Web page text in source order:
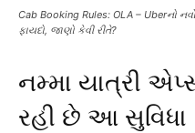
Cab Booking Rules: OLA – Uberનો
ફાયદો, જાણો કેવી રીતે?
નમ્મા યાત્રી
રહી છે આ સુવિધા